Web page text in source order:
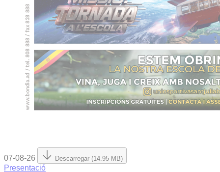
07-08-26 Descarregar (14.95 MB)
Presentació